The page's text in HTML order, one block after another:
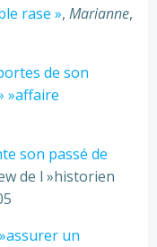
rase », Marianne,
de son
»affaire
son passé de
de l »historien
un